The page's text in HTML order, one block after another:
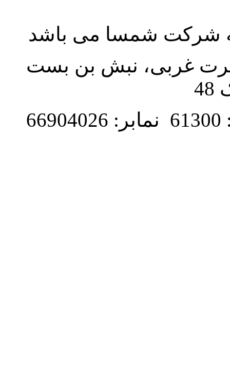
شرکت شمسا می باشد
غربی، نبش بن بست